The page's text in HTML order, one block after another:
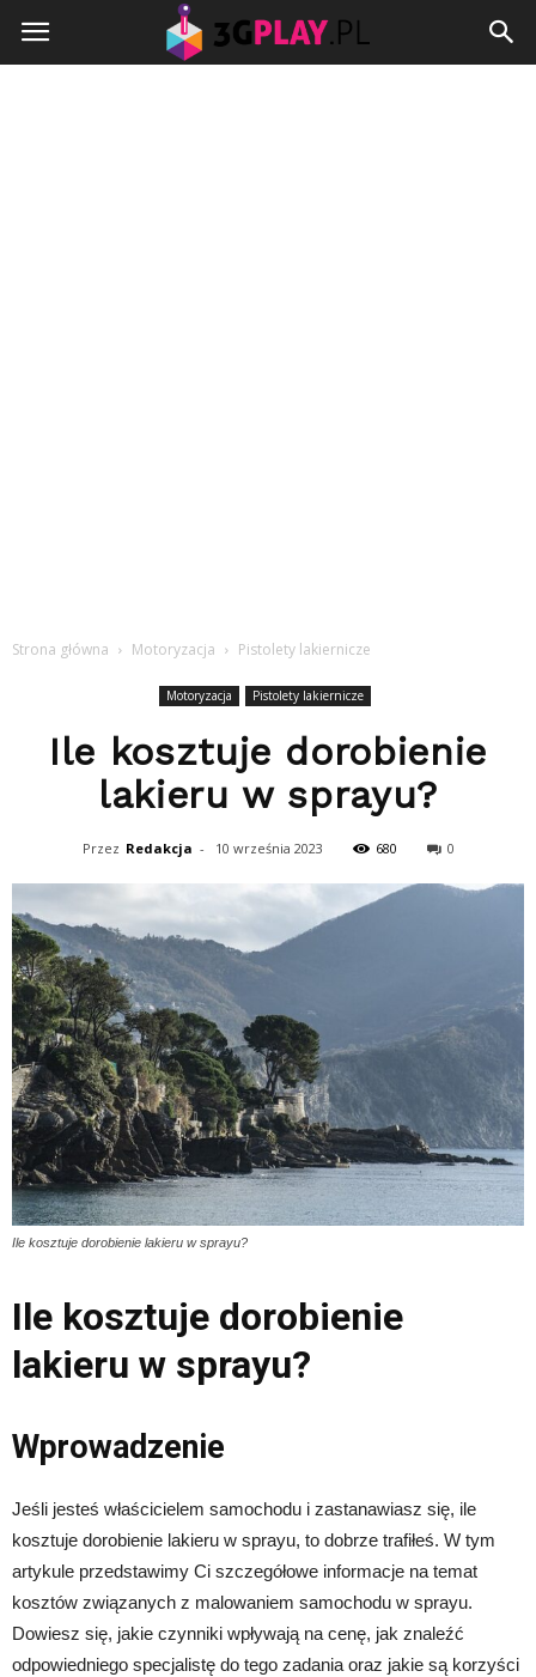
3gplay.pl
Strona główna Motoryzacja Pistolety lakiernicze
Motoryzacja Pistolety lakiernicze
Ile kosztuje dorobienie
lakieru w sprayu?
Przez Redakcja - 10 września 2023 680 0
Ile kosztuje dorobienie lakieru w sprayu?
Ile kosztuje dorobienie
lakieru w sprayu?
Wprowadzenie
Jeśli jesteś właścicielem samochodu i zastanawiasz się, ile
kosztuje dorobienie lakieru w sprayu, to dobrze trafiłeś. W tym
artykule przedstawimy Ci szczegółowe informacje na temat
kosztów związanych z malowaniem samochodu w sprayu.
Dowiesz się, jakie czynniki wpływają na cenę, jak znaleźć
odpowiedniego specjalistę do tego zadania oraz jakie są korzyści